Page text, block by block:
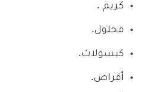
كريم .
محلول.
كبسولات.
أقراص.